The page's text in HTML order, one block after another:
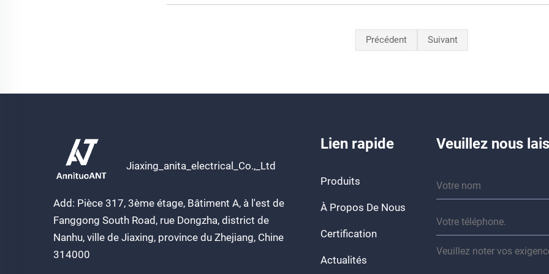
Précédent Suivant
Jiaxing_anita_electrical_Co.,_Ltd
Add: Pièce 317, 3ème étage, Bâtiment A, à l'est de
Fanggong South Road, rue Dongzha, district de
Nanhu, ville de Jiaxing, province du Zhejiang, Chine
314000
Lien rapide
Produits
À Propos De Nous
Certification
Actualités
Veuillez nous